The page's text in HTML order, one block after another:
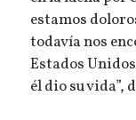
estamos
todavía nos
Estados
él dio su vida”,